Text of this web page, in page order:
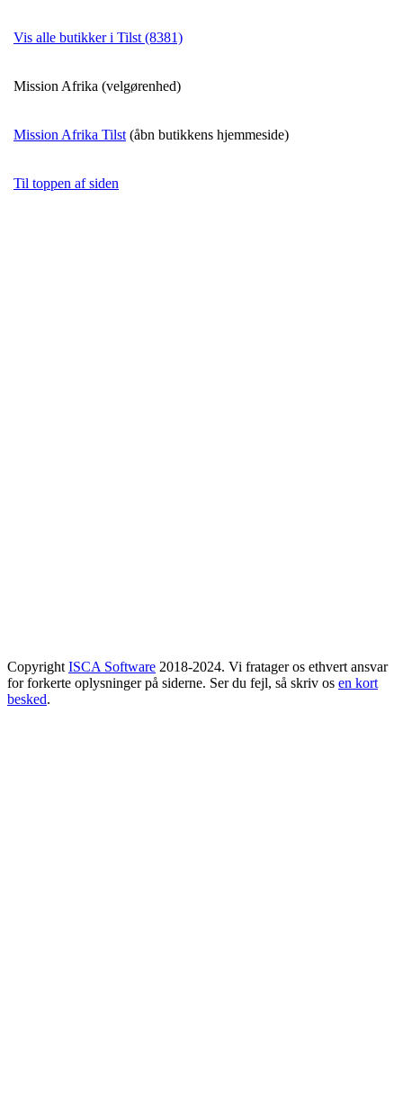
Vis alle butikker i Tilst (8381)
Mission Afrika (velgørenhed)
Mission Afrika Tilst (åbn butikkens hjemmeside)
Til toppen af siden
Copyright ISCA Software 2018-2024. Vi fratager os ethvert ansvar
for forkerte oplysninger på siderne. Ser du fejl, så skriv os en kort
besked.